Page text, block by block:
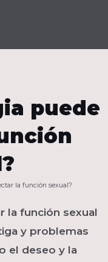
puede
la función sexual?
la función sexual
y problemas
el deseo y la